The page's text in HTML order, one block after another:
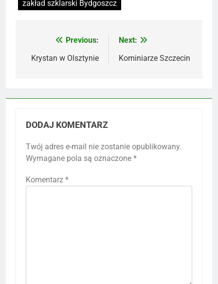
zakład szklarski Bydgoszcz
Nawigacja
wpisu
Previous:
Krystan w Olsztynie
Next:
Kominiarze Szczecin
DODAJ KOMENTARZ
Twój adres e-mail nie zostanie opublikowany.
Wymagane pola są oznaczone *
Komentarz *